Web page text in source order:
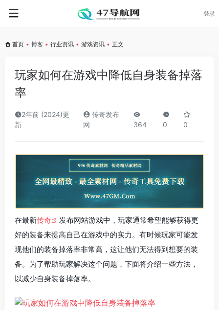
登录
首页 • 博客 • 行业资讯 • 游戏资讯 • 正文
玩家如何在游戏中降低自身装备掉落
率
2年前 (2024)更
新
传奇发布
网
364 0 0
在最新传奇
发布网站游戏中，玩家通常希望能够获得更
好的装备来提高自己在游戏中的实力。有时候玩家可能发
现他们的装备掉落率非常高，这让他们无法得到想要的装
备。为了帮助玩家解决这个问题，下面将介绍一些方法，
以减少自身装备掉落率。